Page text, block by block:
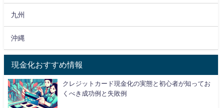
九州
沖縄
現金化おすすめ情報
クレジットカード現金化の実態と初心者が知ってお
くべき成功例と失敗例